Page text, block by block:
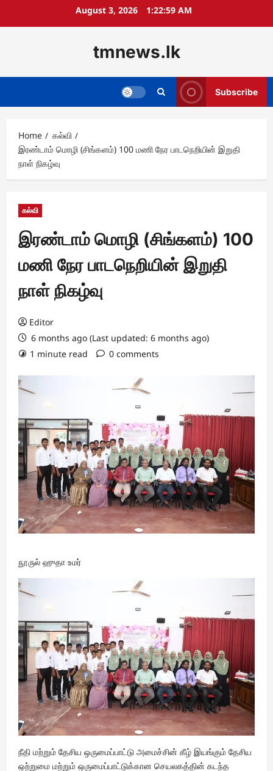
August 3, 2026 1:23:00 AM
tmnews.lk
Subscribe
Home
கல்வி
இரண்டாம் மொழி (சிங்களம்) 100 மணி நேர பாடநெறியின் இறுதி
நாள் நிகழ்வு
கல்வி
இரண்டாம் மொழி (சிங்களம்) 100
மணி நேர பாடநெறியின் இறுதி
நாள் நிகழ்வு
Editor
6 months ago (Last updated: 6 months ago)
1 minute read
0 comments
நூருல் ஹுதா உமர்
நீதி மற்றும் தேசிய ஒருமைப்பாட்டு அமைச்சின் கீழ் இயங்கும் தேசிய
ஒற்றுமை மற்றும் ஒருமைப்பாட்டுக்கான செயலகத்தின் கடந்த